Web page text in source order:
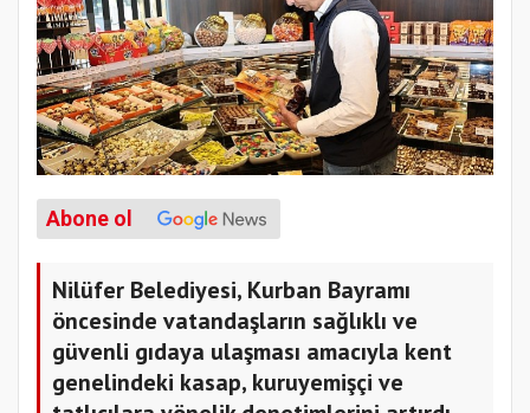
Abone ol
Nilüfer Belediyesi, Kurban Bayramı
öncesinde vatandaşların sağlıklı ve
güvenli gıdaya ulaşması amacıyla kent
genelindeki kasap, kuruyemişçi ve